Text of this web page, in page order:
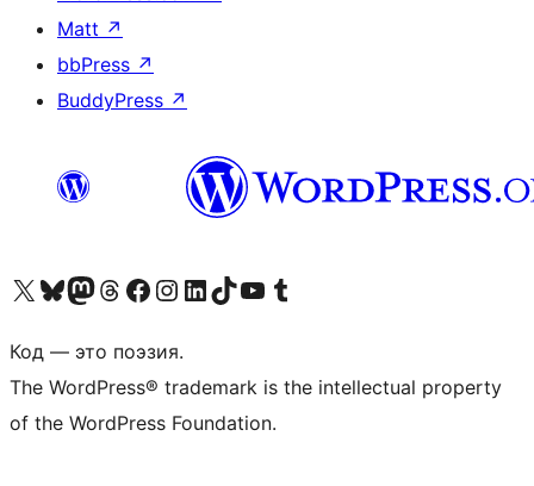
Matt ↗
bbPress ↗
BuddyPress ↗
Посетите нас в X (ранее Twitter)
Посетите нашу учётную запись в Bluesky
Посетите нашу ленту в Mastodon
Посетите нашу учётную запись в Threads
Посетите нашу страницу на Facebook
Посетите наш Instagram
Посетите нашу страницу в LinkedIn
Посетите нашу учётную запись в TikTok
Посетите наш канал YouTube
Посетите нашу учётную запись в Tumblr
Код — это поэзия.
The WordPress® trademark is the intellectual property
of the WordPress Foundation.